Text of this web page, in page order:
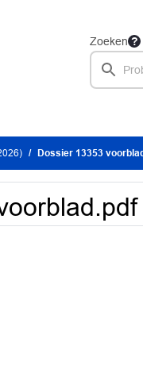
Zoeken
Dossier 13353